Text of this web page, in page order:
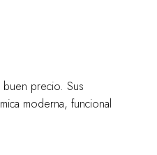
precio. Sus
moderna, funcional